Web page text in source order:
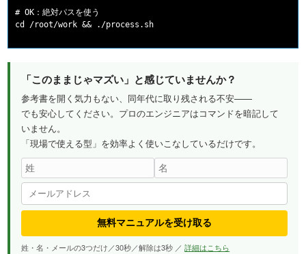
# OK：絶対パスを使う
「このままじゃマズい」と感じていませんか？
参考書を開く気力もない、同年代に取り残される不安——
でも安心してください。プロのエンジニアはコマンドを暗記して
いません。
「現場で使える型」を効率よく使いこなしているだけです。
無料マニュアルを受け取る
姓・名・メールの3つだけ／30秒／解除は3秒 ／詳細はこちら